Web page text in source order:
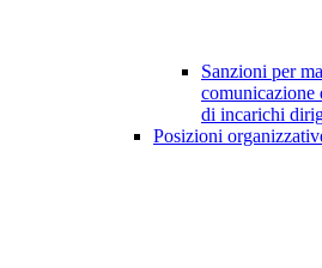
Sanzioni per
comunicazione
di incarichi
Posizioni